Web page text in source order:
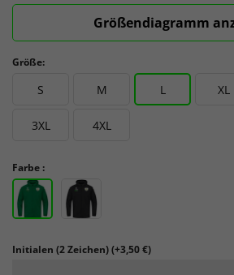
Größendiagramm
Größe:
S M L XL
3XL 4XL
Farbe :
Initialen (2 Zeichen)(+3,50 €)